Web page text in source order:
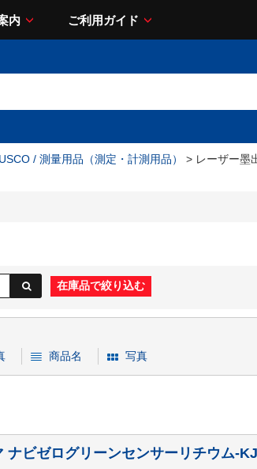
内 ご利用ガイド
/ 測量用品（測定・計測用品） > レーザー墨
商品名 写真
ナビゼログリーンセンサーリチウム-